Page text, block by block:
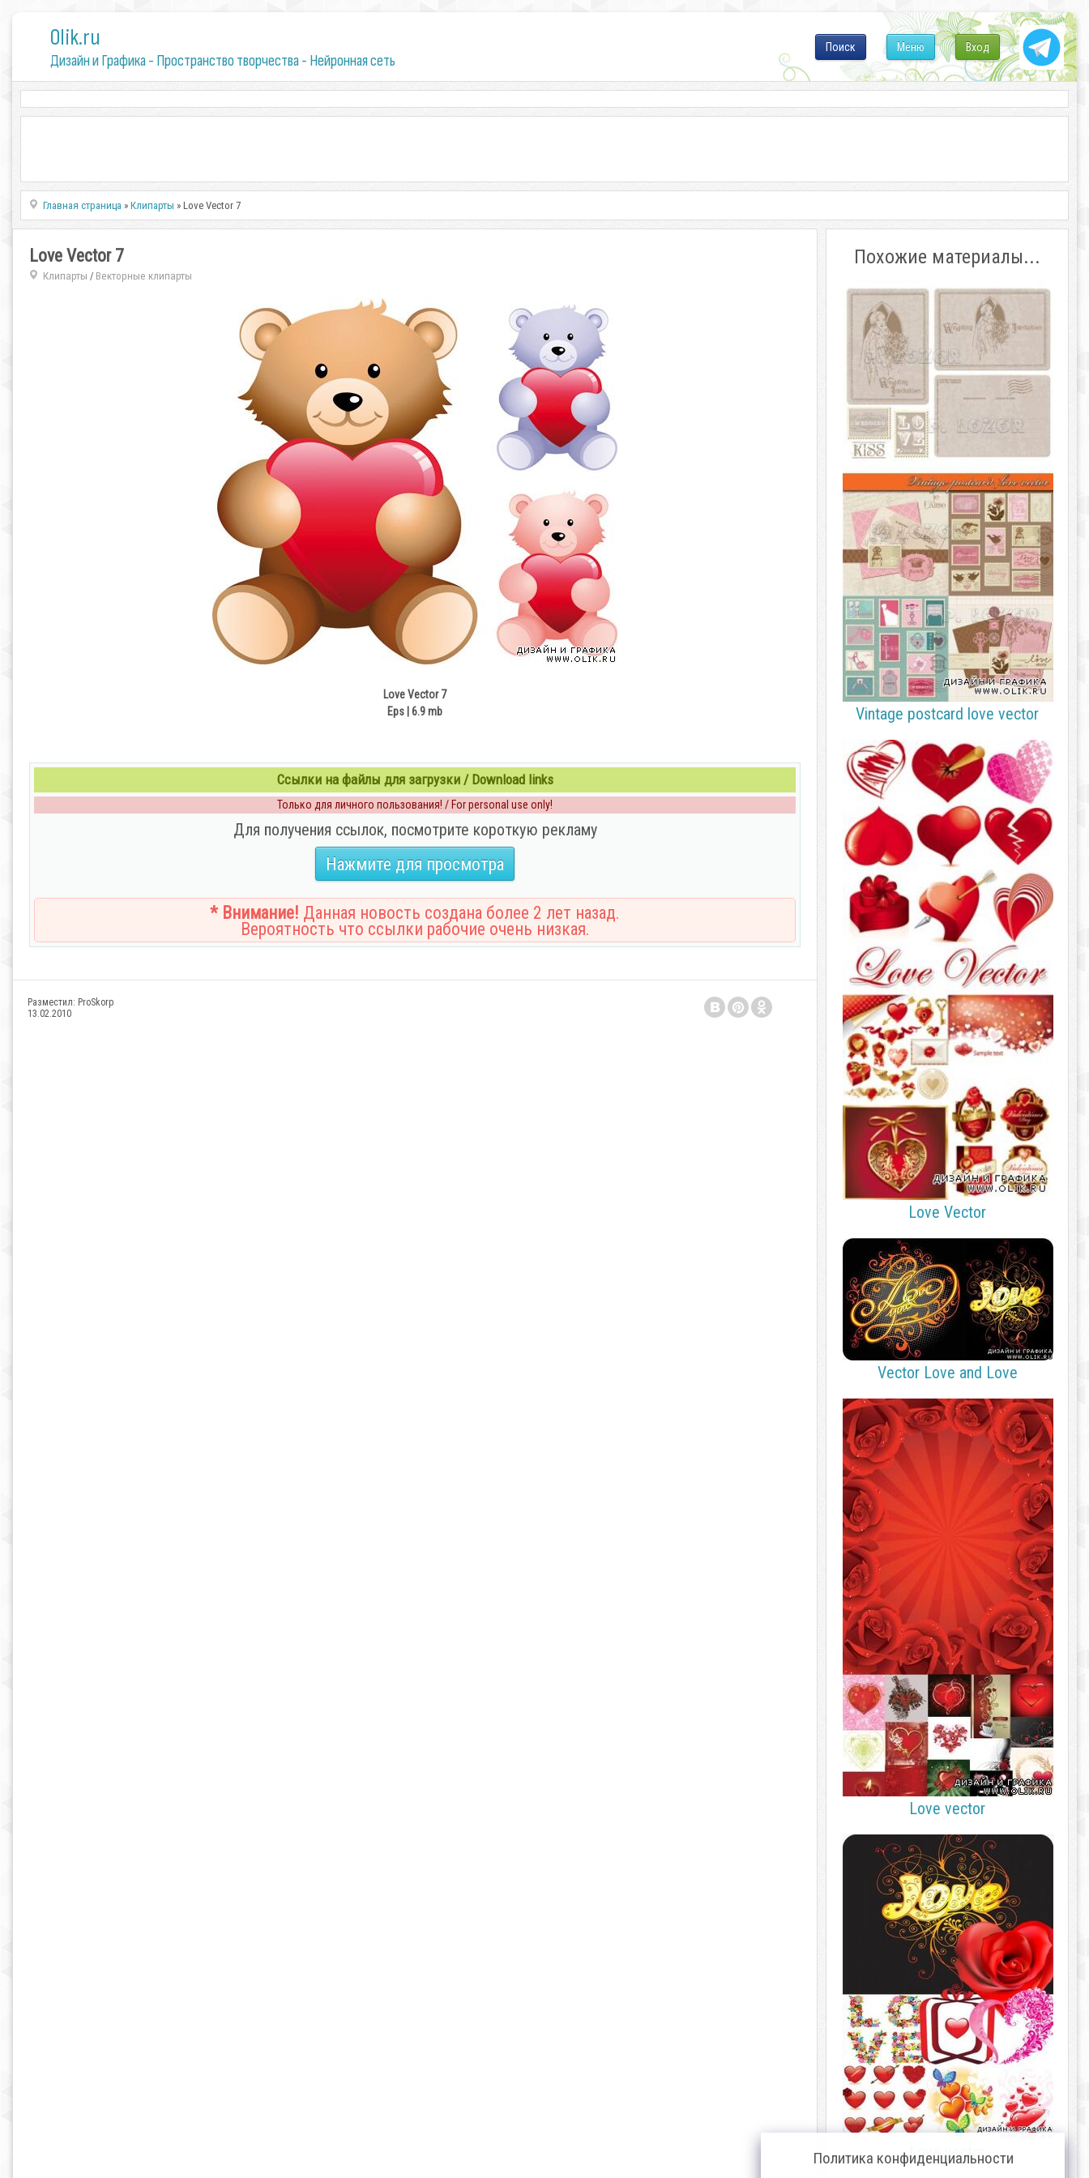
0lik.ru
Дизайн и Графика - Пространство творчества - Нейронная сеть
Вход
Меню
Поиск
Главная страница »Клипарты » Love Vector 7
Love Vector 7
Клипарты / Векторные клипарты
Love Vector 7
Eps | 6.9 mb
Ссылки на файлы для загрузки / Download links
Только для личного пользования! / For personal use only!
Для получения ссылок, посмотрите короткую рекламу
Нажмите для просмотра
* Внимание! Данная новость создана более 2 лет назад.
Вероятность что ссылки рабочие очень низкая.
Разместил: ProSkorp
13.02.2010
Похожие материалы...
Vintage postcard love vector
Love Vector
Vector Love and Love
Love vector
Love vector
Политика конфиденциальности